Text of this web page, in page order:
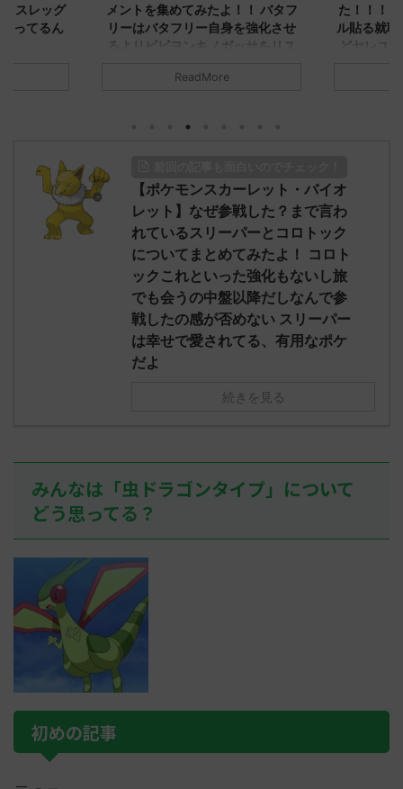
スレッグ
ってるん
エクスレ
助かる 名
さん、君に
メントを集めてみたよ！！ バタフ
リーはバタフリー自身を強化させ
るよりビビヨンキノガッサをリス
みんなは「キノガッサ」についてどう
に決めた！ (ｱｳｱｳｳｰ Sa69-sI2x)
2023/06/27(火)
08:19:23.39ID:KfVqw9Gna 胞子を覚
え忘れたガッサさんあくびを覚え忘れ
たラウドボーンさん (´・ω・｀) 名無
しさん0624 0624 名無しさん、君に
決めた！ (ﾜｯﾁｮｲW 05 ...
ReadMore
た！！！
ル貼る就
どヤレユ
みんなは「
ってる？ 初
レ：
る人さん
に決めた！
2023/05/
にヒスイの
【ポケモンスカーレット・バイオ
レット】なぜ参戦した？まで言わ
れているスリーパーとコロトック
についてまとめてみたよ！ コロト
ックこれといった強化もないし旅
でも会うの中盤以降だしなんで参
戦したの感が否めない スリーパー
は幸せで愛されてる、有用なポケ
だよ
続きを見る
みんなは「虫ドラゴンタイプ」について
どう思ってる？
初めの記事